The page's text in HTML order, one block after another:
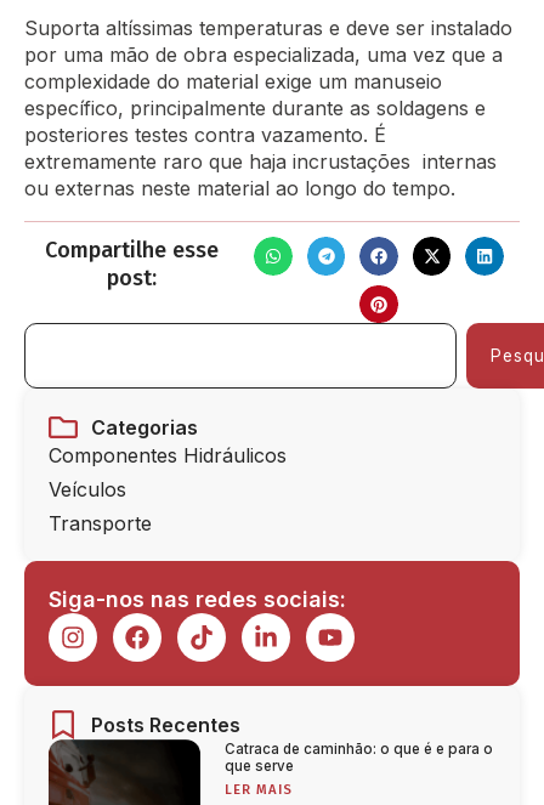
Suporta altíssimas temperaturas e deve ser instalado
por uma mão de obra especializada, uma vez que a
complexidade do material exige um manuseio
específico, principalmente durante as soldagens e
posteriores testes contra vazamento. É
extremamente raro que haja incrustações internas
ou externas neste material ao longo do tempo.
Compartilhe esse
post:
Categorias
Componentes Hidráulicos
Veículos
Transporte
Siga-nos nas redes sociais:
Posts Recentes
Catraca de caminhão: o que é e para o
que serve
LER MAIS